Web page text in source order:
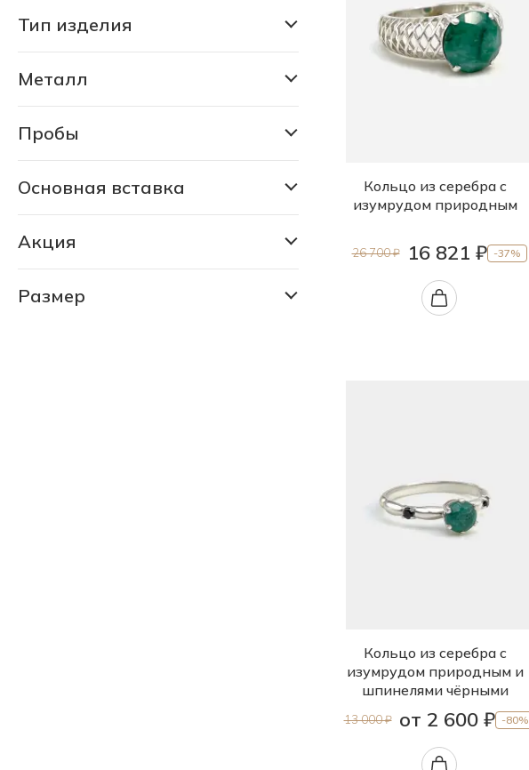
Тип изделия
Металл
Пробы
925/585
925/Бронза
Основная вставка
Изумруд природный уральский
Акция
СКИДКА 30% (6188 шт)
Размер
Кольцо из серебра с
изумрудом природным
26 700 ₽ 16 821 ₽ -37%
Кольцо из серебра с
изумрудом природным и
шпинелями чёрными
13 000 ₽ от 2 600 ₽ -80%